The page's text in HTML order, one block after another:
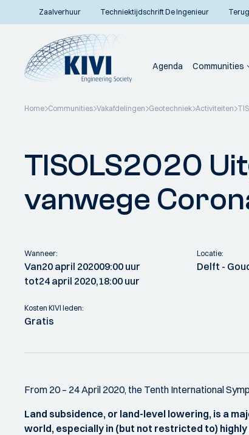
Zaalverhuur Techniektijdschrift De Ingenieur
Agenda Communities
Home Communities Vakafdelingen Geotechniek Activiteiten
TISOLS2020
vanwege
Wanneer:
Van20 april 202009:00 uur
tot24 april 2020,18:00 uur
Locatie:
Delft -
Kosten KIVI leden:
Gratis
From 20 – 24 April 2020, the Tenth International
Land subsidence, or land-level lowering, is a
world, especially in (but not restricted to)